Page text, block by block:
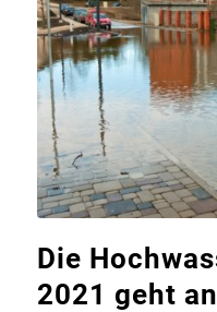
Die
2021 geht